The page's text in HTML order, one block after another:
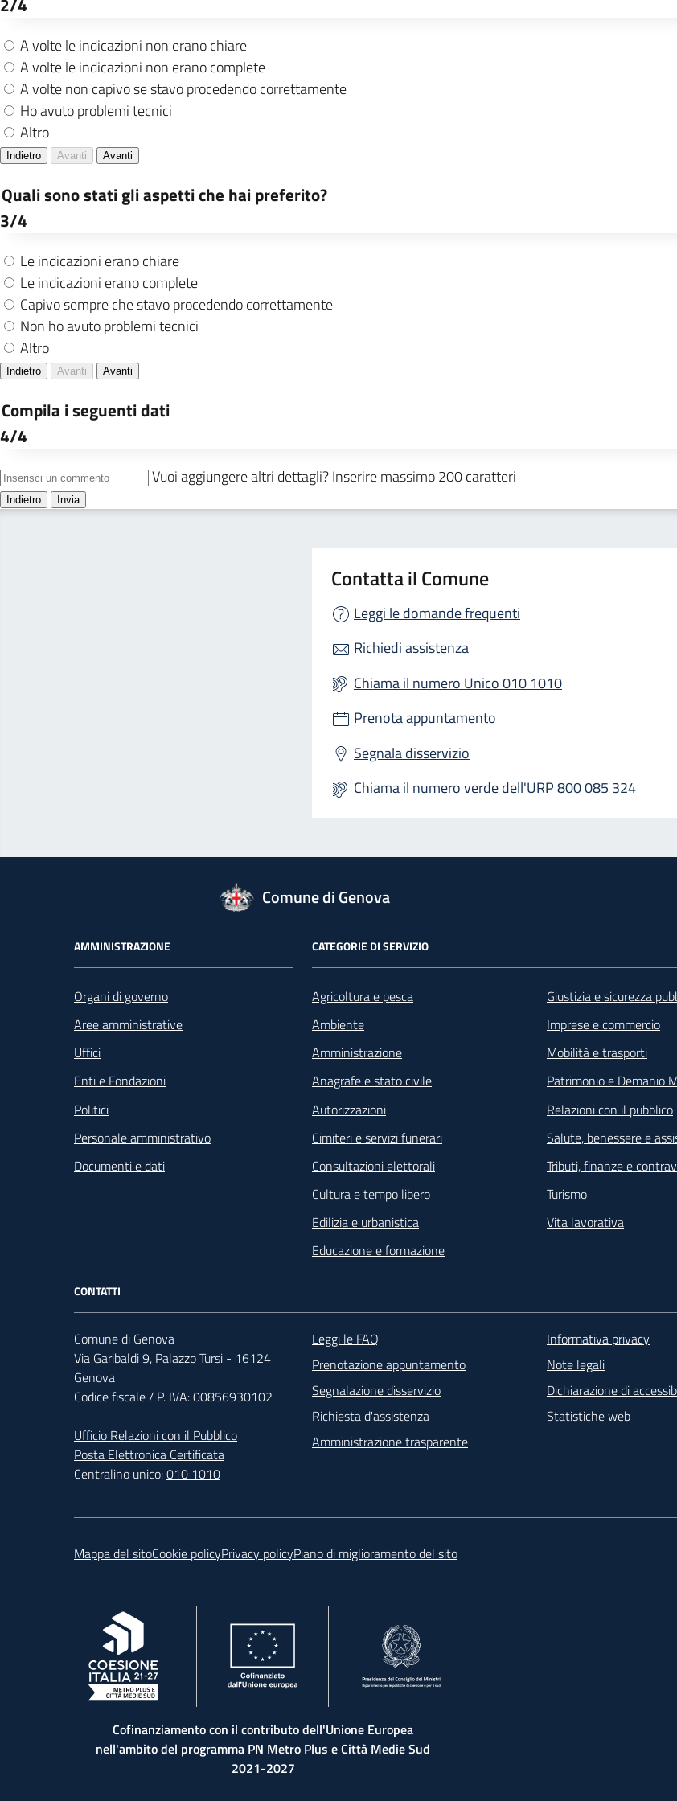
Contatta il Comune
Leggi le domande frequenti
Richiedi assistenza
Chiama il numero Unico 010 1010
Prenota appuntamento
Segnala disservizio
Chiama il numero verde dell'URP 800 085 324
Comune di Genova
Footer - Navigazione
AMMINISTRAZIONE
Organi di governo
Aree amministrative
Uffici
Enti e Fondazioni
Politici
Personale amministrativo
Documenti e dati
CATEGORIE DI SERVIZIO
Agricoltura e pesca
Ambiente
Amministrazione
Anagrafe e stato civile
Autorizzazioni
Cimiteri e servizi funerari
Consultazioni elettorali
Cultura e tempo libero
Edilizia e urbanistica
Educazione e formazione
Giustizia e sicurezza
Imprese e commercio
Mobilità e trasporti
Patrimonio e Demanio
Relazioni con il pubblico
Salute, benessere e
Tributi, finanze e
Turismo
Vita lavorativa
CONTATTI
Comune di Genova
Via Garibaldi 9, Palazzo Tursi - 16124
Genova
Codice fiscale / P. IVA: 00856930102
Ufficio Relazioni con il Pubblico
Posta Elettronica Certificata
Centralino unico:010 1010
Footer - Contatti
Leggi le FAQ
Prenotazione appuntamento
Segnalazione disservizio
Richiesta d'assistenza
Amministrazione trasparente
Informativa privacy
Note legali
Dichiarazione di
Statistiche web
Footer
Mappa del sitoCookie policyPrivacy policyPiano di miglioramento del sito
, apre in una nuova scheda
Cofinanziamento con il contributo dell'Unione Europea
nell'ambito del programma PN Metro Plus e Città Medie Sud
2021-2027